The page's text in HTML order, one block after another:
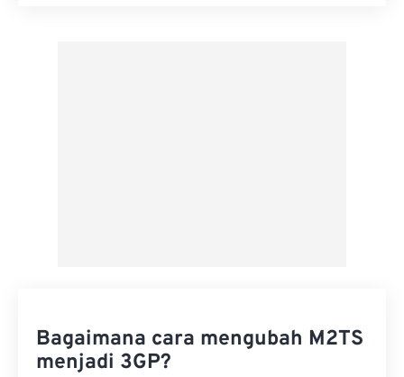
Bagaimana cara mengubah M2TS
menjadi 3GP?